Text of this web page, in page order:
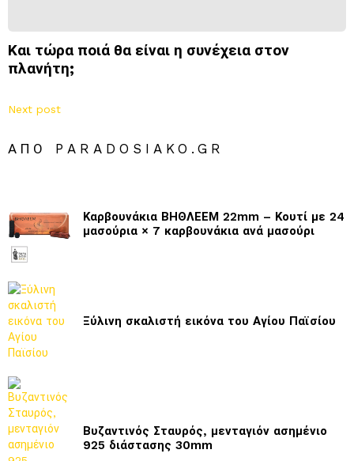
Και τώρα ποιά θα είναι η συνέχεια στον
πλανήτη;
Next post
ΑΠΌ PARADOSIAKO.GR
Καρβουνάκια ΒΗΘΛΕΕΜ 22mm – Κουτί με 24
μασούρια × 7 καρβουνάκια ανά μασούρι
Ξύλινη σκαλιστή εικόνα του Αγίου Παϊσίου
Βυζαντινός Σταυρός, μενταγιόν ασημένιο
925 διάστασης 30mm